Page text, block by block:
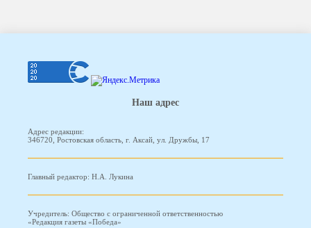
Наш адрес
Адрес редакции:
346720, Ростовская область, г. Аксай, ул. Дружбы, 17
Главный редактор: Н.А. Лукина
Учредитель: Общество с ограниченной ответственностью
«Редакция газеты «Победа»